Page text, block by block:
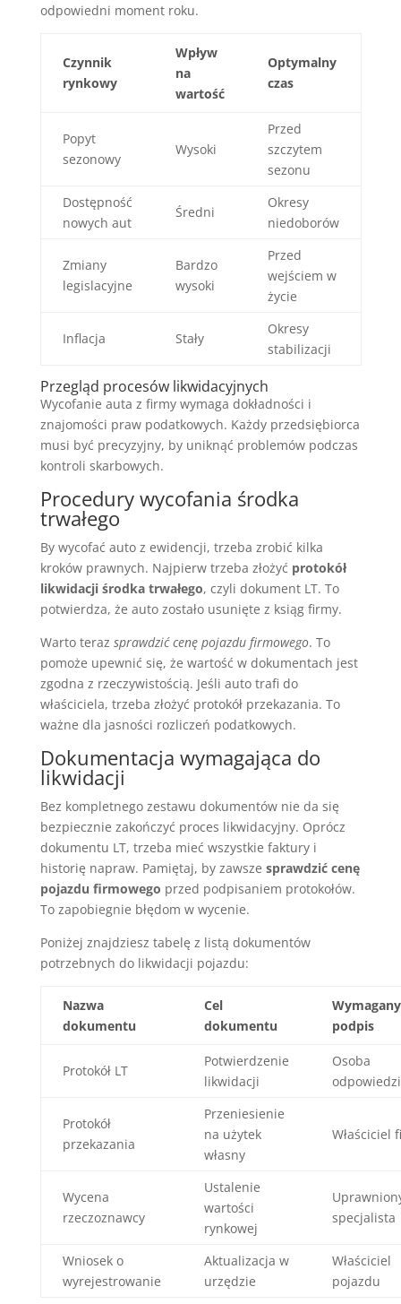
odpowiedni moment roku.
Czynnik
rynkowy
Wpływ
na
wartość
Optymalny
czas
Popyt
sezonowy
Wysoki
Przed
szczytem
sezonu
Dostępność
nowych aut
Średni
Okresy
niedoborów
Zmiany
legislacyjne
Bardzo
wysoki
Przed
wejściem w
życie
Inflacja Stały
Okresy
stabilizacji
Przegląd procesów likwidacyjnych
Wycofanie auta z firmy wymaga dokładności i
znajomości praw podatkowych. Każdy przedsiębiorca
musi być precyzyjny, by uniknąć problemów podczas
kontroli skarbowych.
Procedury wycofania środka
trwałego
By wycofać auto z ewidencji, trzeba zrobić kilka
kroków prawnych. Najpierw trzeba złożyć protokół
likwidacji środka trwałego, czyli dokument LT. To
potwierdza, że auto zostało usunięte z ksiąg firmy.
Warto teraz sprawdzić cenę pojazdu firmowego. To
pomoże upewnić się, że wartość w dokumentach jest
zgodna z rzeczywistością. Jeśli auto trafi do
właściciela, trzeba złożyć protokół przekazania. To
ważne dla jasności rozliczeń podatkowych.
Dokumentacja wymagająca do
likwidacji
Bez kompletnego zestawu dokumentów nie da się
bezpiecznie zakończyć proces likwidacyjny. Oprócz
dokumentu LT, trzeba mieć wszystkie faktury i
historię napraw. Pamiętaj, by zawsze sprawdzić cenę
pojazdu firmowego przed podpisaniem protokołów.
To zapobiegnie błędom w wycenie.
Poniżej znajdziesz tabelę z listą dokumentów
potrzebnych do likwidacji pojazdu:
Nazwa
dokumentu
Cel
dokumentu
Wymagany
podpis
Protokół LT
Potwierdzenie
likwidacji
Osoba
Protokół
przekazania
Przeniesienie
na użytek
własny
Właściciel
Wycena
rzeczoznawcy
Ustalenie
wartości
rynkowej
specjalista
Wniosek o
wyrejestrowanie
Aktualizacja w
urzędzie
Właściciel
pojazdu